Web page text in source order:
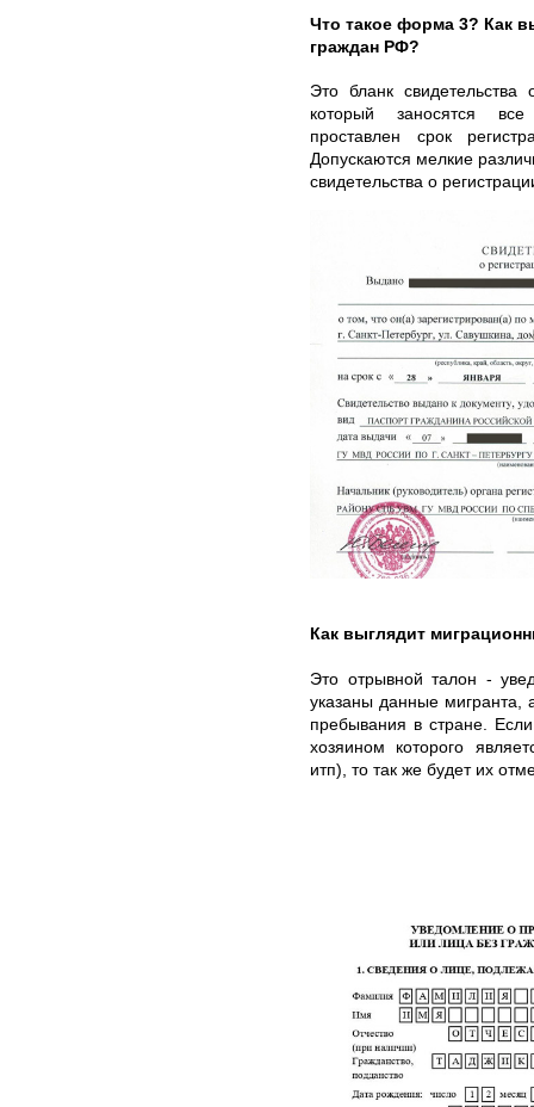
Что такое форма 3? Как
граждан РФ?
Это бланк
который заносятся
проставлен срок
Допускаются мелкие
свидетельства о
Как выглядит
Это отрывной талон -
указаны данные мигранта,
пребывания в стране.
хозяином которого
итп), то так же будет их